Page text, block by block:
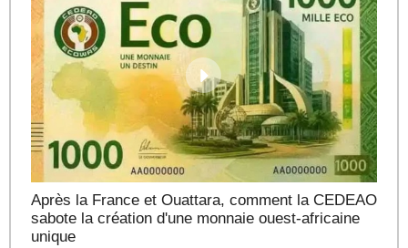
Après la France et Ouattara, comment la CEDEAO
sabote la création d'une monnaie ouest-africaine
unique